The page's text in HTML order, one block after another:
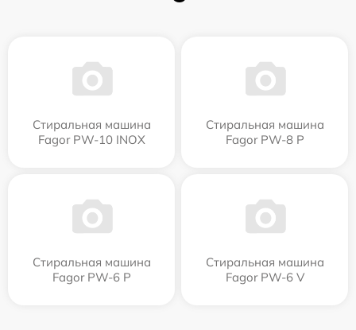
Стиральная машина
Fagor PW-10 INOX
Стиральная машина
Fagor PW-8 P
Стиральная машина
Fagor PW-6 P
Стиральная машина
Fagor PW-6 V